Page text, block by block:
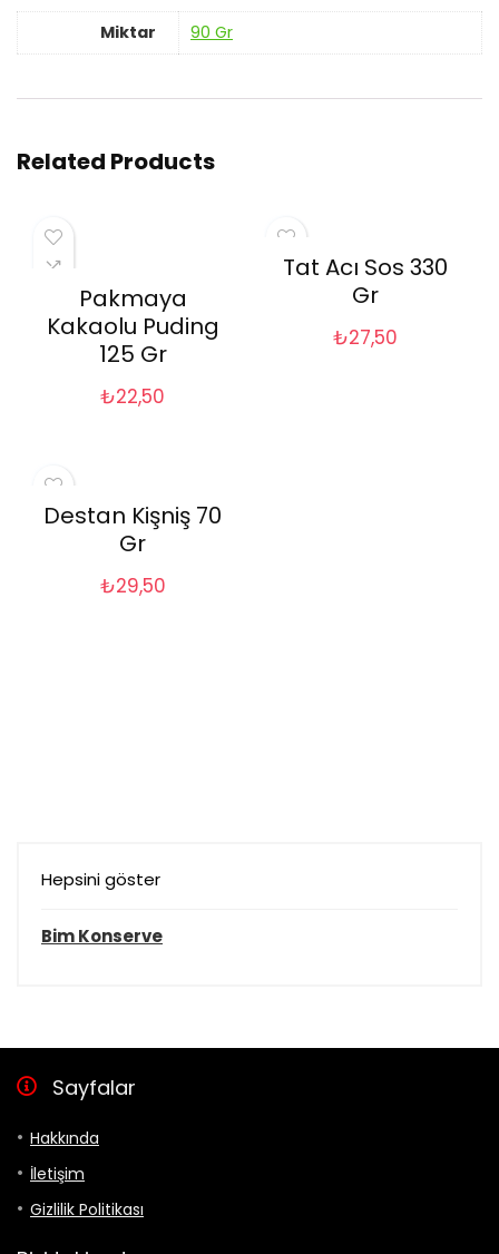
Miktar 90 Gr
Related Products
Pakmaya
Kakaolu Puding
125 Gr
₺22,50
Tat Acı Sos 330
Gr
₺27,50
Destan Kişniş 70
Gr
₺29,50
Hepsini göster
Bim Konserve
Sayfalar
Hakkında
İletişim
Gizlilik Politikası